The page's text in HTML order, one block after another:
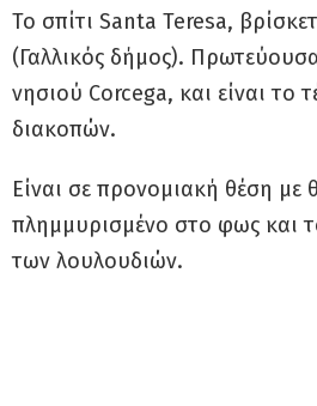
Το σπίτι Santa Teresa,
(Γαλλικός δήμος).
νησιού Corcega, και είναι το
διακοπών.
Είναι σε προνομιακή θέση με
πλημμυρισμένο στο φως και
των λουλουδιών.